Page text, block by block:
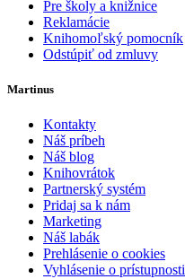
Pre školy a knižnice
Reklamácie
Knihomoľský pomocník
Odstúpiť od zmluvy
Martinus
Kontakty
Náš príbeh
Náš blog
Knihovrátok
Partnerský systém
Pridaj sa k nám
Marketing
Náš labák
Prehlásenie o cookies
Vyhlásenie o prístupnosti